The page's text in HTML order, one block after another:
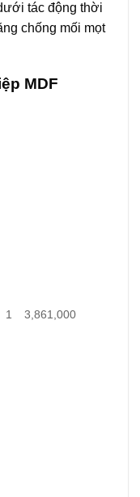
tác động thời
chống mối mọt
MDF
1 3,861,000